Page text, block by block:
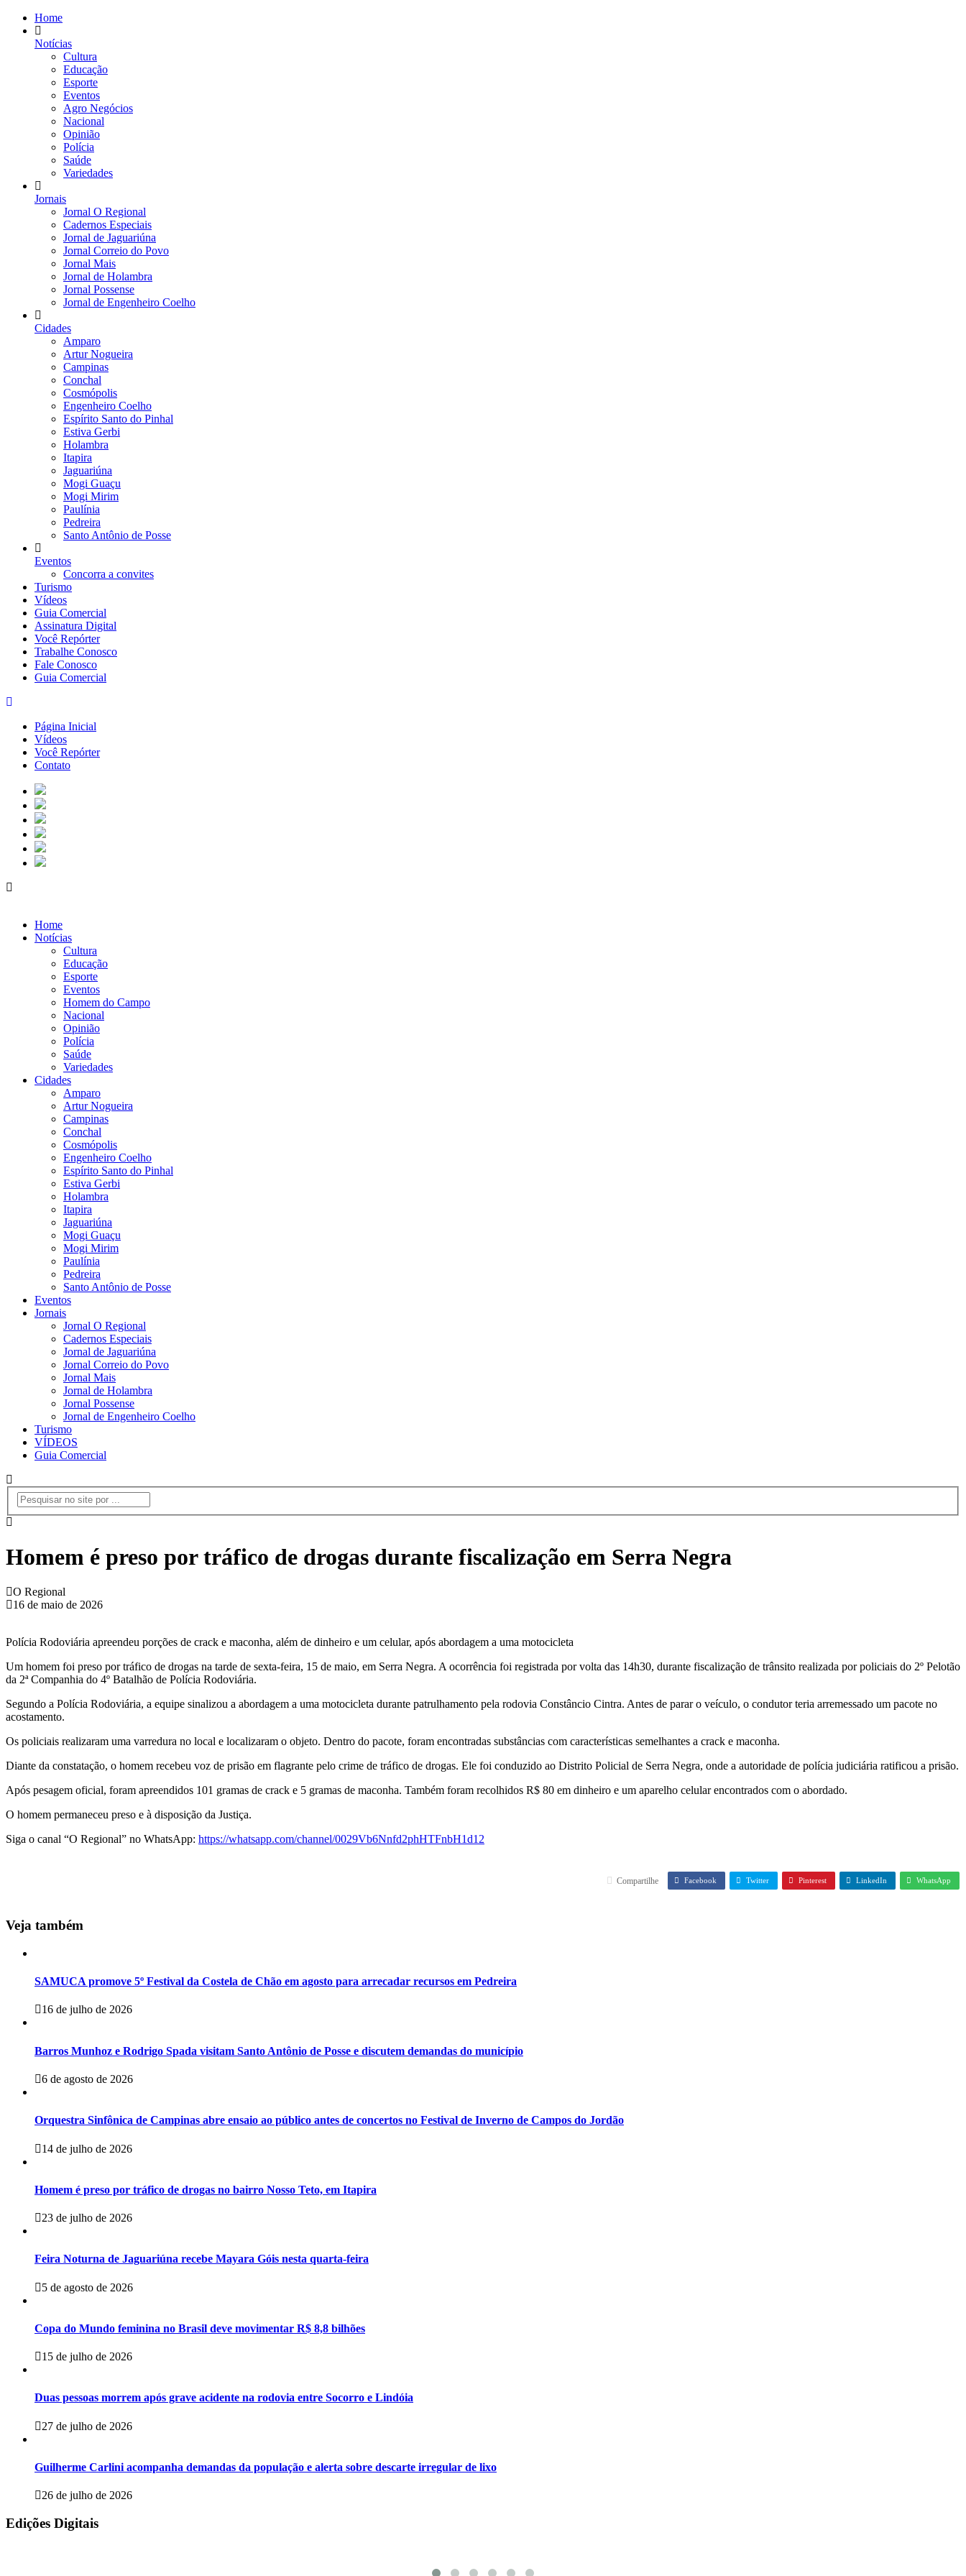
Home
Notícias
Cultura
Educação
Esporte
Eventos
Agro Negócios
Nacional
Opinião
Polícia
Saúde
Variedades
Jornais
Jornal O Regional
Cadernos Especiais
Jornal de Jaguariúna
Jornal Correio do Povo
Jornal Mais
Jornal de Holambra
Jornal Possense
Jornal de Engenheiro Coelho
Cidades
Amparo
Artur Nogueira
Campinas
Conchal
Cosmópolis
Engenheiro Coelho
Espírito Santo do Pinhal
Estiva Gerbi
Holambra
Itapira
Jaguariúna
Mogi Guaçu
Mogi Mirim
Paulínia
Pedreira
Santo Antônio de Posse
Eventos
Concorra a convites
Turismo
Vídeos
Guia Comercial
Assinatura Digital
Você Repórter
Trabalhe Conosco
Fale Conosco
Guia Comercial
Página Inicial
Vídeos
Você Repórter
Contato
Home
Notícias
Cultura
Educação
Esporte
Eventos
Homem do Campo
Nacional
Opinião
Polícia
Saúde
Variedades
Cidades
Amparo
Artur Nogueira
Campinas
Conchal
Cosmópolis
Engenheiro Coelho
Espírito Santo do Pinhal
Estiva Gerbi
Holambra
Itapira
Jaguariúna
Mogi Guaçu
Mogi Mirim
Paulínia
Pedreira
Santo Antônio de Posse
Eventos
Jornais
Jornal O Regional
Cadernos Especiais
Jornal de Jaguariúna
Jornal Correio do Povo
Jornal Mais
Jornal de Holambra
Jornal Possense
Jornal de Engenheiro Coelho
Turismo
VÍDEOS
Guia Comercial
Homem é preso por tráfico de drogas durante fiscalização em Serra Negra
O Regional
16 de maio de 2026
Polícia Rodoviária apreendeu porções de crack e maconha, além de dinheiro e um celular, após abordagem a uma motocicleta
Um homem foi preso por tráfico de drogas na tarde de sexta-feira, 15 de maio, em Serra Negra. A ocorrência foi registrada por volta das 14h30, durante fiscalização de trânsito realizada por policiais do 2º Pelotão
da 2ª Companhia do 4º Batalhão de Polícia Rodoviária.
Segundo a Polícia Rodoviária, a equipe sinalizou a abordagem a uma motocicleta durante patrulhamento pela rodovia Constâncio Cintra. Antes de parar o veículo, o condutor teria arremessado um pacote no
acostamento.
Os policiais realizaram uma varredura no local e localizaram o objeto. Dentro do pacote, foram encontradas substâncias com características semelhantes a crack e maconha.
Diante da constatação, o homem recebeu voz de prisão em flagrante pelo crime de tráfico de drogas. Ele foi conduzido ao Distrito Policial de Serra Negra, onde a autoridade de polícia judiciária ratificou a prisão.
Após pesagem oficial, foram apreendidos 101 gramas de crack e 5 gramas de maconha. Também foram recolhidos R$ 80 em dinheiro e um aparelho celular encontrados com o abordado.
O homem permaneceu preso e à disposição da Justiça.
Siga o canal “O Regional” no WhatsApp: https://whatsapp.com/channel/0029Vb6Nnfd2phHTFnbH1d12
Compartilhe Facebook Twitter Pinterest LinkedIn WhatsApp
Veja também
SAMUCA promove 5º Festival da Costela de Chão em agosto para arrecadar recursos em Pedreira
16 de julho de 2026
Barros Munhoz e Rodrigo Spada visitam Santo Antônio de Posse e discutem demandas do município
6 de agosto de 2026
Orquestra Sinfônica de Campinas abre ensaio ao público antes de concertos no Festival de Inverno de Campos do Jordão
14 de julho de 2026
Homem é preso por tráfico de drogas no bairro Nosso Teto, em Itapira
23 de julho de 2026
Feira Noturna de Jaguariúna recebe Mayara Góis nesta quarta-feira
5 de agosto de 2026
Copa do Mundo feminina no Brasil deve movimentar R$ 8,8 bilhões
15 de julho de 2026
Duas pessoas morrem após grave acidente na rodovia entre Socorro e Lindóia
27 de julho de 2026
Guilherme Carlini acompanha demandas da população e alerta sobre descarte irregular de lixo
26 de julho de 2026
Edições Digitais